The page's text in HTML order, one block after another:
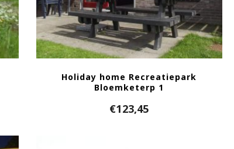
Holiday home Recreatiepark
Bloemketerp 1
€123,45